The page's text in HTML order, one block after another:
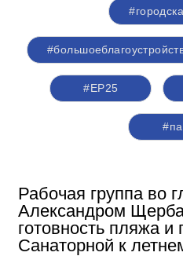
#ЕР25
Рабочая группа во
Александром
готовность пляжа и
Санаторной к